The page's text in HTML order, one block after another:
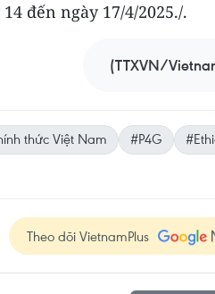
đến ngày 17/4/2025./.
(TTXVN/
thức Việt Nam #P4G
Theo dõi VietnamPlus